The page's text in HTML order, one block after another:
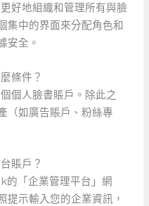
好地組織和管理所有與臉
集中的界面來分配角色和
安全。
條件？
個人臉書賬戶。除此之
（如廣告賬戶、粉絲專
賬戶？
「企業管理平台」網
提示輸入您的企業資訊，